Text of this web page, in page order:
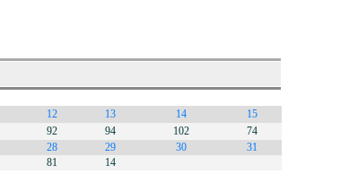
12 13 14
15
92 94 102
74
28 29 30
31
81 14